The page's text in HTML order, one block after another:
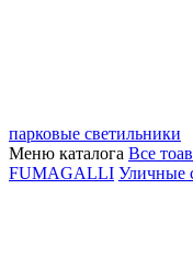
парковые светильники
Меню каталога Все
FUMAGALLI Уличные